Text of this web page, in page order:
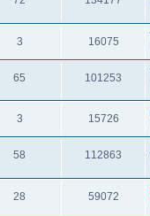
3 16075
65 101253
3 15726
58 112863
28 59072